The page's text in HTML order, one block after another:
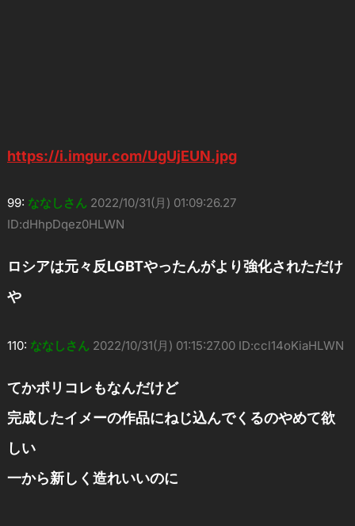
https://i.imgur.com/UgUjEUN.jpg
99: ななしさん 2022/10/31(月) 01:09:26.27
ID:dHhpDqez0HLWN
ロシアは元々反LGBTやったんがより強化されただけ
や
110: ななしさん 2022/10/31(月) 01:15:27.00 ID:ccl14oKiaHLWN
てかポリコレもなんだけど
完成したイメーの作品にねじ込んでくるのやめて欲
しい
一から新しく造れいいのに